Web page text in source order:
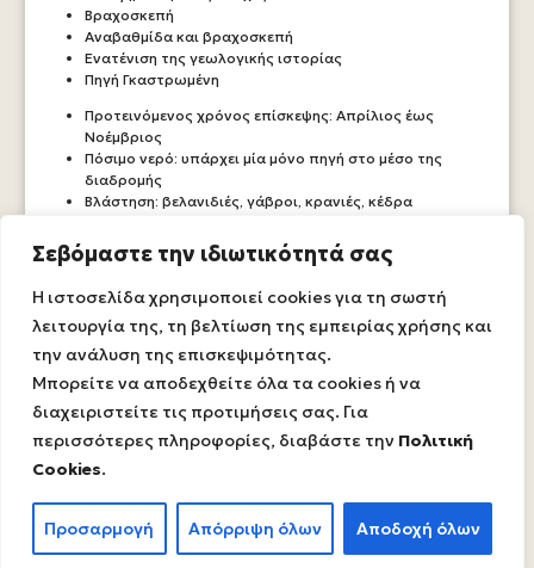
Σεβόμαστε την ιδιωτικότητά σας
Η ιστοσελίδα χρησιμοποιεί cookies για τη σωστή
λειτουργία της, τη βελτίωση της εμπειρίας χρήσης και
την ανάλυση της επισκεψιμότητας.
Μπορείτε να αποδεχθείτε όλα τα cookies ή να
διαχειριστείτε τις προτιμήσεις σας. Για
περισσότερες πληροφορίες, διαβάστε την Πολιτική
Cookies.
Προσαρμογή Απόρριψη όλων Αποδοχή όλων
Βραχοσκεπή
Αναβαθμίδα και βραχοσκεπή
Ενατένιση της γεωλογικής ιστορίας
Πηγή Γκαστρωμένη
Προτεινόμενος χρόνος επίσκεψης: Απρίλιος έως
Νοέμβριος
Πόσιμο νερό: υπάρχει μία μόνο πηγή στο μέσο της
διαδρομής
Βλάστηση: βελανιδιές, γάβροι, κρανιές, κέδρα
ΠΕΡΙΣΣΌΤΕΡΑ